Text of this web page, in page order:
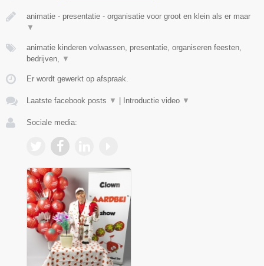
animatie - presentatie - organisatie voor groot en klein als er maar
▼
animatie kinderen volwassen, presentatie, organiseren feesten,
bedrijven,
▼
Er wordt gewerkt op afspraak.
Laatste facebook posts ▼ | Introductie video ▼
Sociale media: